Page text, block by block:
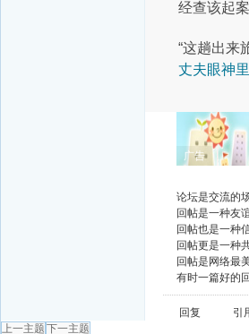
经查该起
“这趟出来
丈夫眼神
广告
论坛是交流的
回帖是一种友
回帖也是一种
回帖更是一种
回帖是网络最
有时一篇好的
回复
引
上一主题 下一主题